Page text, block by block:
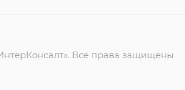
Все права защищены